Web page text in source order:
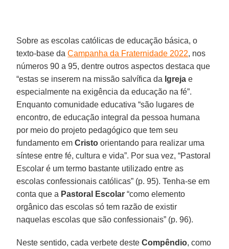
Sobre as escolas católicas de educação básica, o
texto-base daCampanha da Fraternidade 2022, nos
números 90 a 95, dentre outros aspectos destaca que
“estas se inserem na missão salvífica da Igreja e
especialmente na exigência da educação na fé”.
Enquanto comunidade educativa “são lugares de
encontro, de educação integral da pessoa humana
por meio do projeto pedagógico que tem seu
fundamento emCristo orientando para realizar uma
síntese entre fé, cultura e vida”. Por sua vez, “Pastoral
Escolar é um termo bastante utilizado entre as
escolas confessionais católicas” (p. 95). Tenha-se em
conta que a Pastoral Escolar “como elemento
orgânico das escolas só tem razão de existir
naquelas escolas que são confessionais” (p. 96).
Neste sentido, cada verbete desteCompêndio, como